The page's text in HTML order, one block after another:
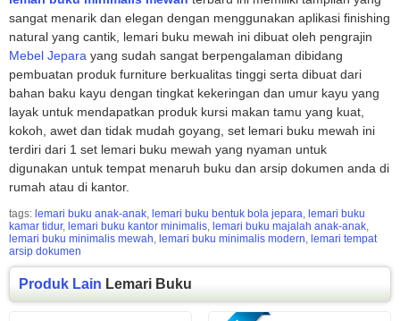
sangat menarik dan elegan dengan menggunakan aplikasi finishing
natural yang cantik, lemari buku mewah ini dibuat oleh pengrajin
Mebel Jepara yang sudah sangat berpengalaman dibidang
pembuatan produk furniture berkualitas tinggi serta dibuat dari
bahan baku kayu dengan tingkat kekeringan dan umur kayu yang
layak untuk mendapatkan produk kursi makan tamu yang kuat,
kokoh, awet dan tidak mudah goyang, set lemari buku mewah ini
terdiri dari 1 set lemari buku mewah yang nyaman untuk
digunakan untuk tempat menaruh buku dan arsip dokumen anda di
rumah atau di kantor.
tags: lemari buku anak-anak, lemari buku bentuk bola jepara, lemari buku
kamar tidur, lemari buku kantor minimalis, lemari buku majalah anak-anak,
lemari buku minimalis mewah, lemari buku minimalis modern, lemari tempat
arsip dokumen
Produk Lain Lemari Buku